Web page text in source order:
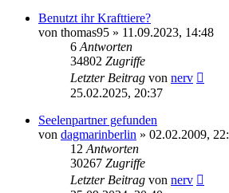
Benutzt ihr Krafttiere?
von thomas95 » 11.09.2023, 14:48
6 Antworten
34802 Zugriffe
Letzter Beitrag von nerv
25.02.2025, 20:37
Seelenpartner gefunden
von dagmarinberlin » 02.02.2009,
12 Antworten
30267 Zugriffe
Letzter Beitrag von nerv